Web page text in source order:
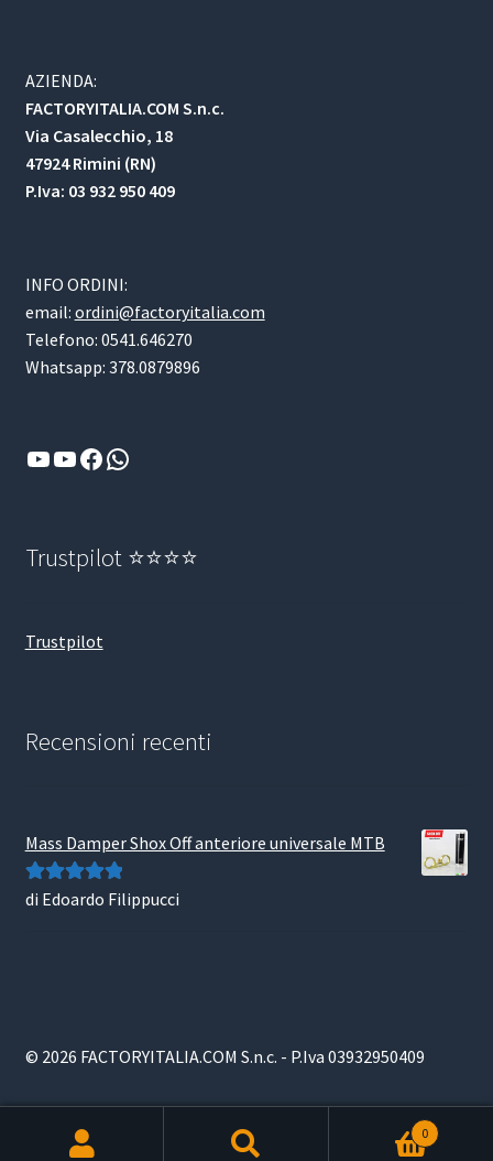
AZIENDA:
FACTORYITALIA.COM S.n.c.
Via Casalecchio, 18
47924 Rimini (RN)
P.Iva: 03 932 950 409
INFO ORDINI:
email: ordini@factoryitalia.com
Telefono: 0541.646270
Whatsapp: 378.0879896
YouTube
YouTube
Facebook
WhatsApp
Trustpilot ⭐⭐⭐⭐
Trustpilot
Recensioni recenti
Mass Damper Shox Off anteriore universale MTB
Valutato5su
di Edoardo Filippucci
© 2026 FACTORYITALIA.COM S.n.c. - P.Iva 03932950409
0